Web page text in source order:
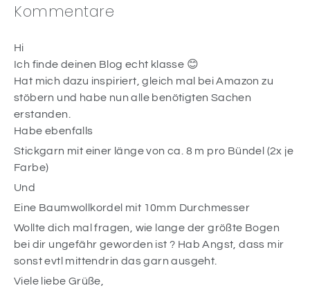
Kommentare
Hi
Ich finde deinen Blog echt klasse 😊
Hat mich dazu inspiriert, gleich mal bei Amazon zu
stöbern und habe nun alle benötigten Sachen
erstanden.
Habe ebenfalls
Stickgarn mit einer länge von ca. 8 m pro Bündel (2x je
Farbe)
Und
Eine Baumwollkordel mit 10mm Durchmesser
Wollte dich mal fragen, wie lange der größte Bogen
bei dir ungefähr geworden ist ? Hab Angst, dass mir
sonst evtl mittendrin das garn ausgeht.
Viele liebe Grüße,